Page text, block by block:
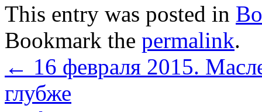
This entry was posted in
Bookmark the permalink.
← 16 февраля 2015.
глубже